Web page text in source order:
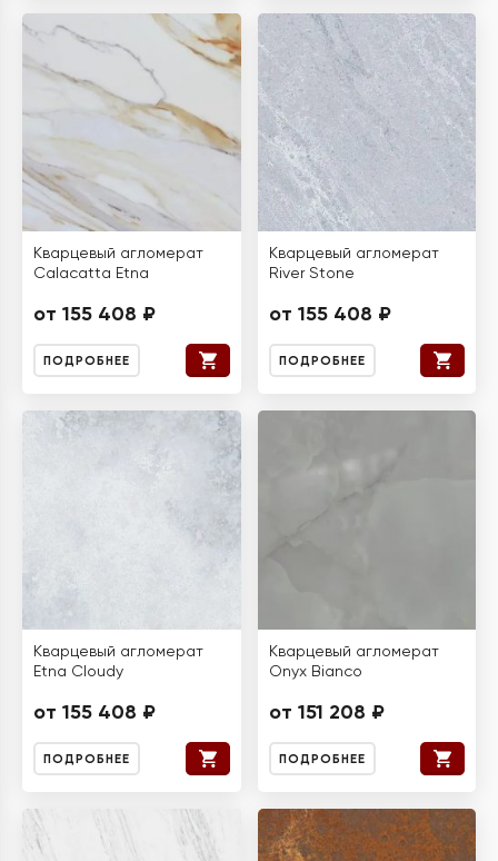
Кварцевый агломерат
Calacatta Etna
от 155 408 ₽
ПОДРОБНЕЕ
Кварцевый агломерат
River Stone
от 155 408 ₽
ПОДРОБНЕЕ
Кварцевый агломерат
Etna Cloudy
от 155 408 ₽
ПОДРОБНЕЕ
Кварцевый агломерат
Onyx Bianco
от 151 208 ₽
ПОДРОБНЕЕ